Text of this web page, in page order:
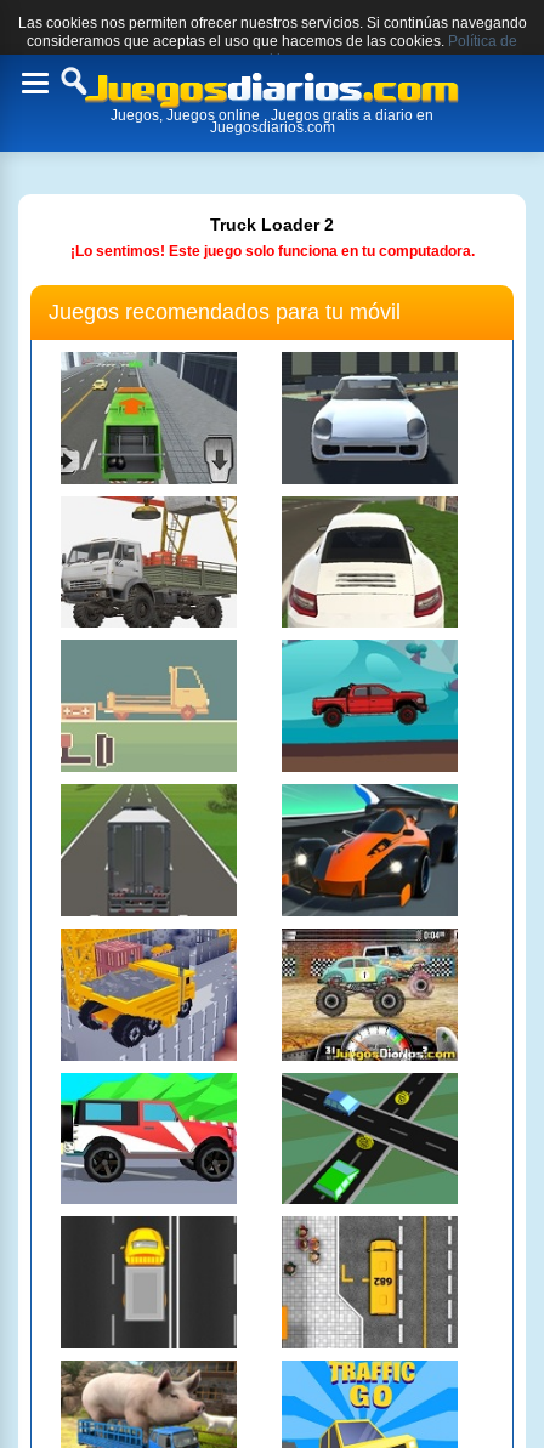
Las cookies nos permiten ofrecer nuestros servicios. Si continúas navegando
consideramos que aceptas el uso que hacemos de las cookies. Política de
cookies.
Toggle
Juegos, Juegos online , Juegos gratis a diario en
Juegosdiarios.com
Truck Loader 2
¡Lo sentimos! Este juego solo funciona en tu computadora.
Juegos recomendados para tu móvil